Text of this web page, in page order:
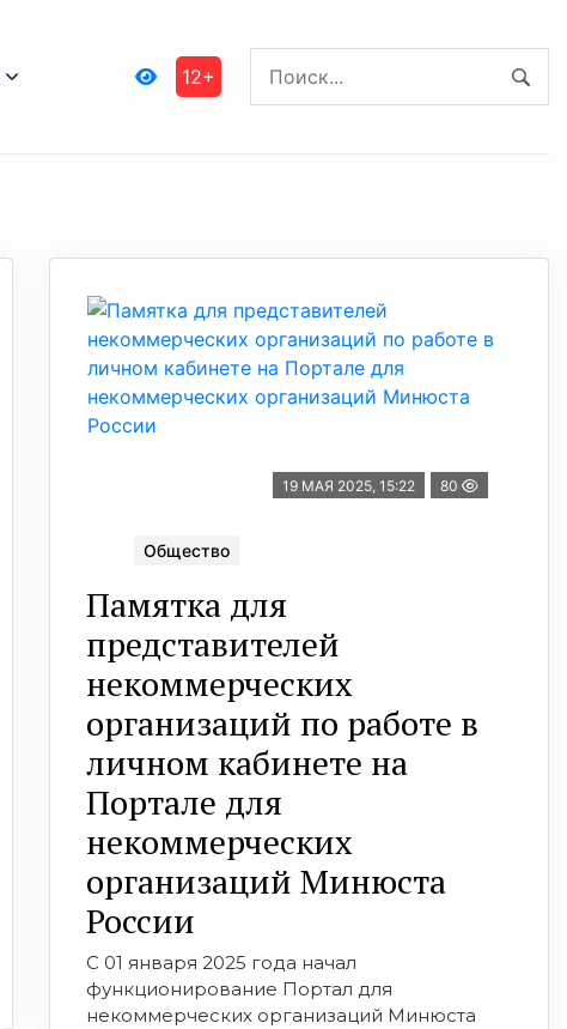
12+
19 МАЯ 2025, 15:22 80
Общество
Памятка для
представителей
некоммерческих
организаций по работе в
личном кабинете на
Портале для
некоммерческих
организаций Минюста
России
С 01 января 2025 года начал
функционирование Портал для
некоммерческих организаций Минюста